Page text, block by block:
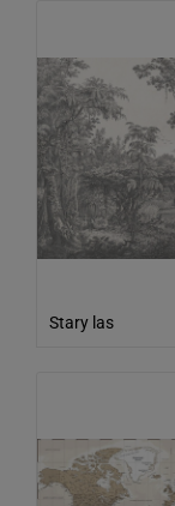
Stary las